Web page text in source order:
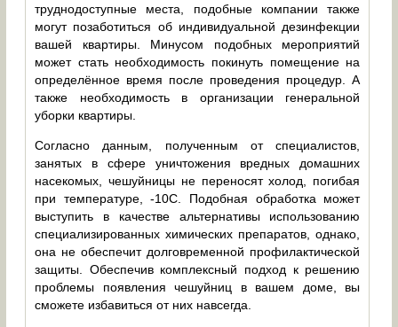
труднодоступные места, подобные компании также
могут позаботиться об индивидуальной дезинфекции
вашей квартиры. Минусом подобных мероприятий
может стать необходимость покинуть помещение на
определённое время после проведения процедур. А
также необходимость в организации генеральной
уборки квартиры.
Согласно данным, полученным от специалистов,
занятых в сфере уничтожения вредных домашних
насекомых, чешуйницы не переносят холод, погибая
при температуре, -10С. Подобная обработка может
выступить в качестве альтернативы использованию
специализированных химических препаратов, однако,
она не обеспечит долговременной профилактической
защиты. Обеспечив комплексный подход к решению
проблемы появления чешуйниц в вашем доме, вы
сможете избавиться от них навсегда.